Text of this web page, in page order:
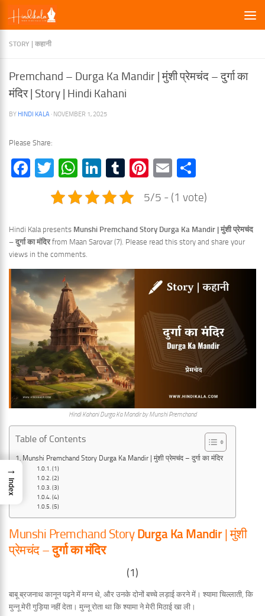
Skip to content
STORY | कहानी
Premchand – Durga Ka Mandir | मुंशी प्रेमचंद – दुर्गा का
मंदिर | Story | Hindi Kahani
BY HINDI KALA · NOVEMBER 1, 2025
Please Share:
Facebook
TwitterWhatsApp
LinkedIn
TumblrPinterest
Email
5/5 - (1 vote)
Hindi Kala presents Munshi Premchand Story Durga Ka Mandir | मुंशी प्रेमचंद
– दुर्गा का मंदिरfrom Maan Sarovar (7). Please read this story and share your
views in the comments.
Hindi Kahani Durga Ka Mandir by Munshi Premchand
Table of Contents
Munshi Premchand Story Durga Ka Mandir | मुंशी प्रेमचंद – दुर्गा का मंदिर
(1)
(2)
(3)
(4)
(5)
Munshi Premchand Story Durga Ka Mandir| मुंशी
प्रेमचंद –दुर्गा का मंदिर
(1)
बाबू ब्रजनाथ कानून पढ़ने में मग्न थे, और उनके दोनों बच्चे लड़ाई करने में। श्यामा चिल्लाती, कि
मुन्नू मेरी गुड़िया नहीं देता। मुन्नू रोता था कि श्यामा ने मेरी मिठाई खा ली।
→
Index